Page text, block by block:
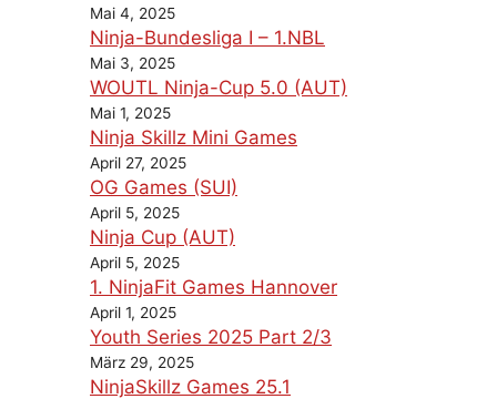
Mai 4, 2025
Ninja-Bundesliga I – 1.NBL
Mai 3, 2025
WOUTL Ninja-Cup 5.0 (AUT)
Mai 1, 2025
Ninja Skillz Mini Games
April 27, 2025
OG Games (SUI)
April 5, 2025
Ninja Cup (AUT)
April 5, 2025
1. NinjaFit Games Hannover
April 1, 2025
Youth Series 2025 Part 2/3
März 29, 2025
NinjaSkillz Games 25.1